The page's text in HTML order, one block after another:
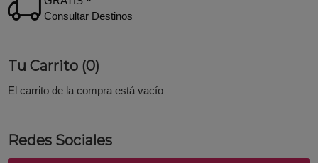
Consultar Destinos
Tu Carrito (0)
El carrito de la compra está vacío
Redes Sociales